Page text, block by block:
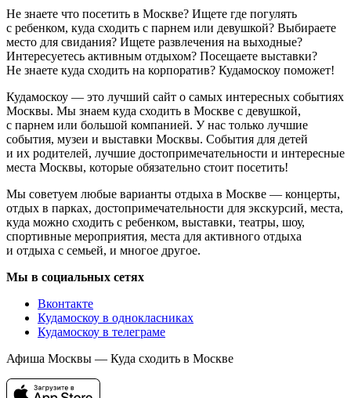
Не знаете что посетить в Москве? Ищете где погулять
с ребенком, куда сходить с парнем или девушкой? Выбираете
место для свидания? Ищете развлечения на выходные?
Интересуетесь активным отдыхом? Посещаете выставки?
Не знаете куда сходить на корпоратив? Кудамоскоу поможет!
Кудамоскоу — это лучший сайт о самых интересных событиях
Москвы. Мы знаем куда сходить в Москве с девушкой,
с парнем или большой компанией. У нас только лучшие
события, музеи и выставки Москвы. События для детей
и их родителей, лучшие достопримечательности и интересные
места Москвы, которые обязательно стоит посетить!
Мы советуем любые варианты отдыха в Москве — концерты,
отдых в парках, достопримечательности для экскурсий, места,
куда можно сходить с ребенком, выставки, театры, шоу,
спортивные мероприятия, места для активного отдыха
и отдыха с семьей, и многое другое.
Мы в социальных сетях
Вконтакте
Кудамоскоу в однокласниках
Кудамоскоу в телеграме
Афиша Москвы — Куда сходить в Москве